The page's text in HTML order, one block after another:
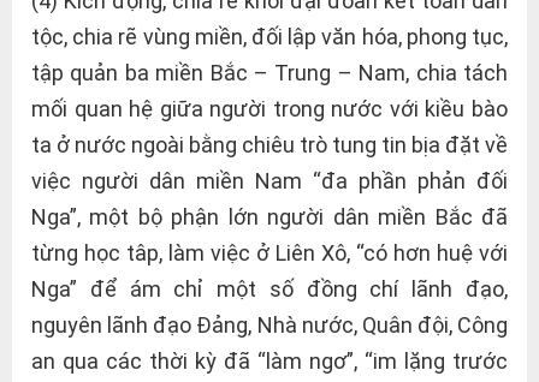
tộc, chia rẽ vùng miền, đối lập văn hóa, phong tục,
tập quản ba miền Bắc – Trung – Nam, chia tách
mối quan hệ giữa người trong nước với kiều bào
ta ở nước ngoài bằng chiêu trò tung tin bịa đặt về
việc người dân miền Nam “đa phần phản đối
Nga”, một bộ phận lớn người dân miền Bắc đã
từng học tâp, làm việc ở Liên Xô, “có hơn huệ với
Nga” để ám chỉ một số đồng chí lãnh đạo,
nguyên lãnh đạo Đảng, Nhà nước, Quân đội, Công
an qua các thời kỳ đã “làm ngơ”, “im lặng trước